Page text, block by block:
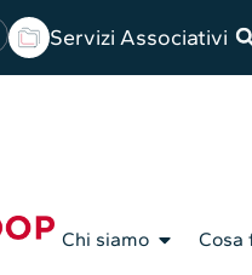
Servizi Associativi
Chi siamo Cosa